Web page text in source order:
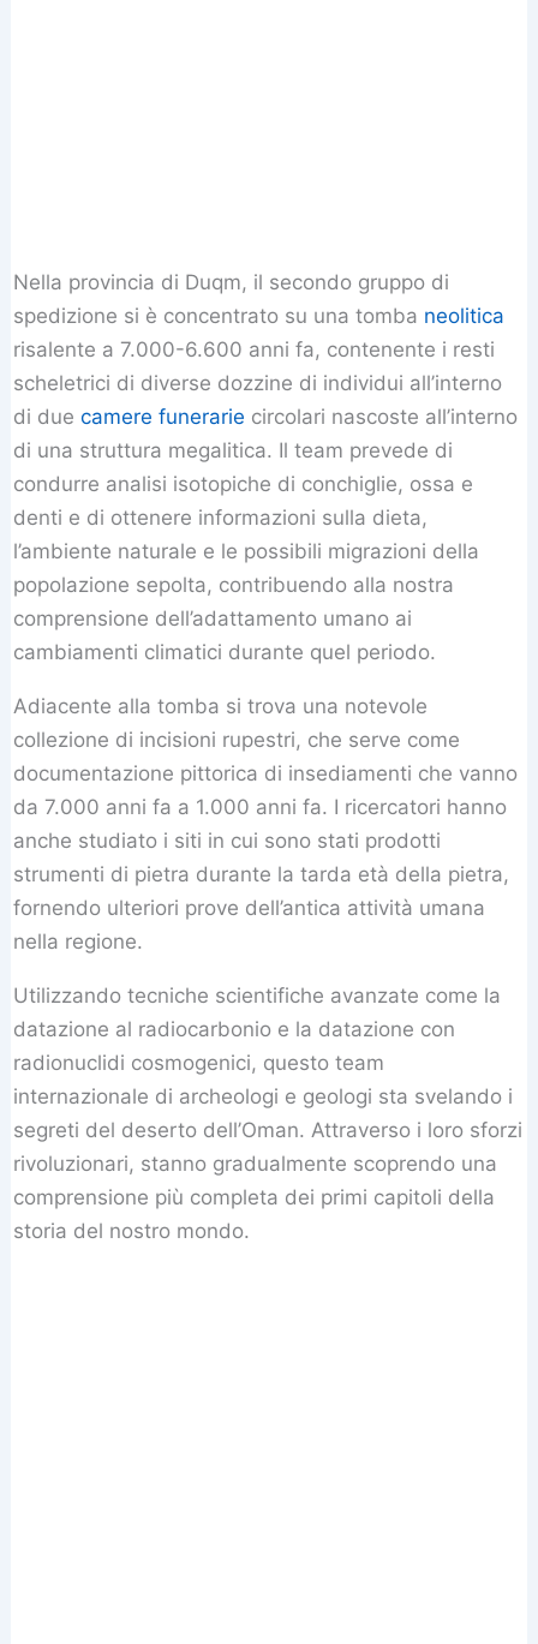
Nella provincia di Duqm, il secondo gruppo di
spedizione si è concentrato su una tomba neolitica
risalente a 7.000-6.600 anni fa, contenente i resti
scheletrici di diverse dozzine di individui all’interno
di duecamere funerarie circolari nascoste all’interno
di una struttura megalitica. Il team prevede di
condurre analisi isotopiche di conchiglie, ossa e
denti e di ottenere informazioni sulla dieta,
l’ambiente naturale e le possibili migrazioni della
popolazione sepolta, contribuendo alla nostra
comprensione dell’adattamento umano ai
cambiamenti climatici durante quel periodo.
Adiacente alla tomba si trova una notevole
collezione di incisioni rupestri, che serve come
documentazione pittorica di insediamenti che vanno
da 7.000 anni fa a 1.000 anni fa. I ricercatori hanno
anche studiato i siti in cui sono stati prodotti
strumenti di pietra durante la tarda età della pietra,
fornendo ulteriori prove dell’antica attività umana
nella regione.
Utilizzando tecniche scientifiche avanzate come la
datazione al radiocarbonio e la datazione con
radionuclidi cosmogenici, questo team
internazionale di archeologi e geologi sta svelando i
segreti del deserto dell’Oman. Attraverso i loro sforzi
rivoluzionari, stanno gradualmente scoprendo una
comprensione più completa dei primi capitoli della
storia del nostro mondo.